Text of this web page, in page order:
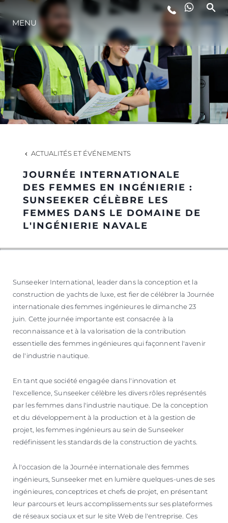
STYLE DE VIE
L'INNOVATION
LA SOCIÉTÉ
NOTRE HÉRITAGE
ITALY ADVENTURES
MENU
ACTUALITÉS ET ÉVÉNEMENTS
JOURNÉE INTERNATIONALE
DES FEMMES EN INGÉNIERIE :
SUNSEEKER CÉLÈBRE LES
FEMMES DANS LE DOMAINE DE
L'INGÉNIERIE NAVALE
Sunseeker International, leader dans la conception et la
construction de yachts de luxe, est fier de célébrer la Journée
internationale des femmes ingénieures le dimanche 23
juin. Cette journée importante est consacrée à la
reconnaissance et à la valorisation de la contribution
essentielle des femmes ingénieures qui façonnent l'avenir
de l'industrie nautique.
En tant que société engagée dans l'innovation et
l'excellence, Sunseeker célèbre les divers rôles représentés
par les femmes dans l'industrie nautique. De la conception
et du développement à la production et à la gestion de
projet, les femmes ingénieurs au sein de Sunseeker
redéfinissent les standards de la construction de yachts.
À l'occasion de la Journée internationale des femmes
ingénieurs, Sunseeker met en lumière quelques-unes de ses
ingénieures, conceptrices et chefs de projet, en présentant
leur parcours et leurs accomplissements sur ses plateformes
de réseaux sociaux et sur le site Web de l'entreprise. Ces